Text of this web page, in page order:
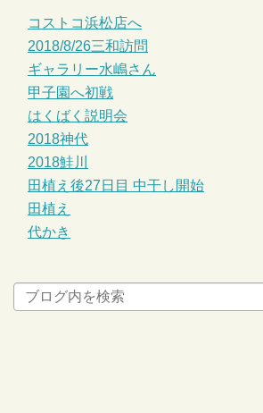
コストコ浜松店へ
2018/8/26三和訪問
ギャラリー水嶋さん
甲子園へ初戦
はくばく説明会
2018神代
2018鮭川
田植え後27日目 中干し開始
田植え
代かき